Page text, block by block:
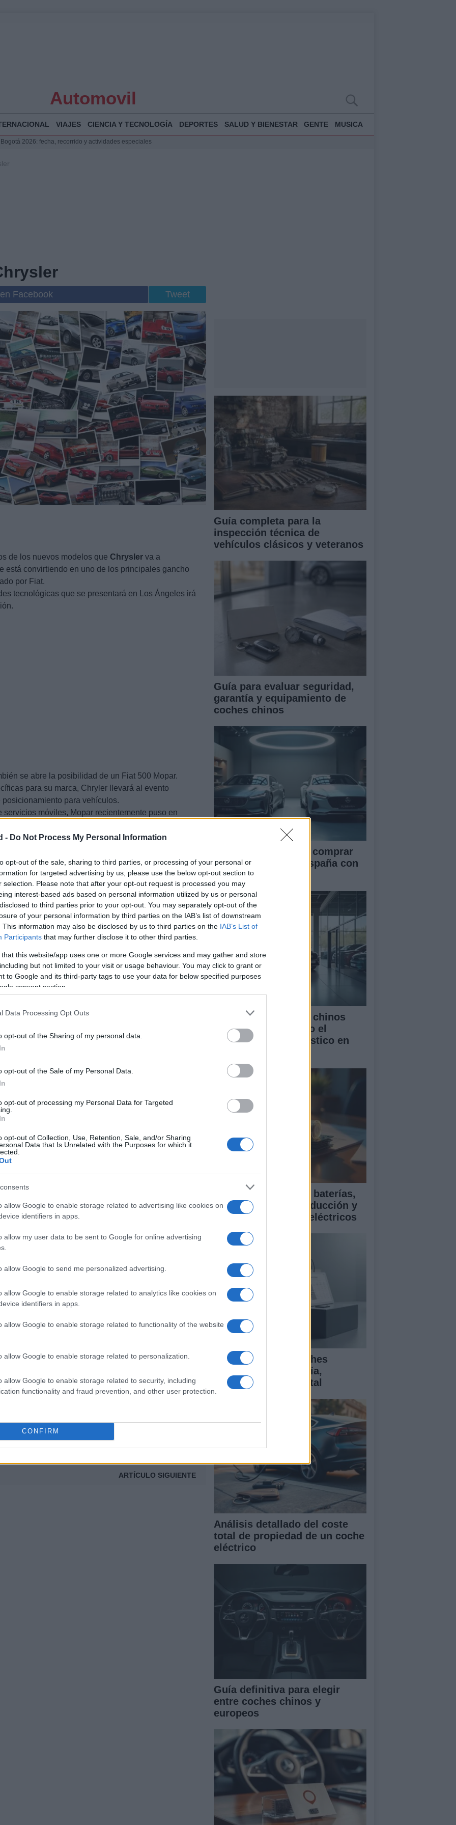
- Do Not Process My Personal Information
opt-out of the sale, sharing to third parties, or processing of your personal or
for targeted advertising by us, please use the below opt-out section to
selection. Please note that after your opt-out request is processed you may
interest-based ads based on personal information utilized by us or personal
to third parties prior to your opt-out. You may separately opt-out of the
of your personal information by third parties on the IAB’s list of downstream
This information may also be disclosed by us to third parties on the IAB’s List of
Participants that may further disclose it to other third parties.
that this website/app uses one or more Google services and may gather and store
but not limited to your visit or usage behaviour. You may click to grant or
to Google and its third-party tags to use your data for below specified purposes
consent section.
Data Processing Opt Outs
opt-out of the Sharing of my personal data.
opt-out of the Sale of my Personal Data.
opt-out of processing my Personal Data for Targeted
opt-out of Collection, Use, Retention, Sale, and/or Sharing
Data that Is Unrelated with the Purposes for which it
allow Google to enable storage related to advertising like cookies on
identifiers in apps.
allow my user data to be sent to Google for online advertising
allow Google to send me personalized advertising.
allow Google to enable storage related to analytics like cookies on
identifiers in apps.
allow Google to enable storage related to functionality of the website
allow Google to enable storage related to personalization.
allow Google to enable storage related to security, including
functionality and fraud prevention, and other user protection.
CONFIRM
Automovil
VIAJES CIENCIA Y TECNOLOGÍA DEPORTES SALUD Y BIENESTAR GENTE MUSICA
2026: fecha, recorrido y actividades especiales
Illa Plana: Menorca apuesta por el deporte náutico sostenible
Facebook Tweet
de los nuevos modelos que Chrysler va a
está convirtiendo en uno de los principales gancho
por Fiat.
tecnológicas que se presentará en Los Ángeles irá
se abre la posibilidad de un Fiat 500 Mopar.
para su marca, Chryler llevará al evento
para vehículos.
servicios móviles, Mopar recientemente puso en
al usuario, que se hizo extensivo a las
de elementos completamente gratuitos, siempre
de datos.
Mopar va a presentar para toda su gama en Los
de campo, un nuevo manual electrónico de
envía un mensaje al conductor cuando éste circula
Wifi dentro del vehículo y WiTECH, un servicio de
remotamente por el taller de la marca.
misión en Mopar es añadir valor a cada una de
clientes un servicio excepcional y accesorios y
una gama con hasta 20.
todavía los aumentaremos mucho más”, Pietro
entra aquí.
ARTÍCULO SIGUIENTE
Guía completa para la
inspección técnica de
vehículos clásicos y veteranos
Guía para evaluar seguridad,
garantía y equipamiento de
coches chinos
Guía definitiva para comprar
coches chinos en España con
seguridad
Cómo los vehículos chinos
están transformando el
mercado automovilístico en
Guía para comparar baterías,
asistencias a la conducción y
garantía en coches eléctricos
Comparativa de coches
eléctricos: tecnología,
garantías y coste total
Análisis detallado del coste
total de propiedad de un coche
eléctrico
Guía definitiva para elegir
entre coches chinos y
europeos